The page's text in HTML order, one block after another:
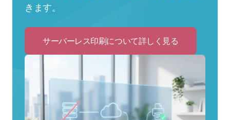
きます。
サーバーレス印刷について詳しく見る
to
ー
バ
ー
レ